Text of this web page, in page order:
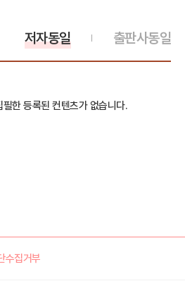
출판사동일
저자동일
한 등록된 컨텐츠가 없습니다.
수집거부